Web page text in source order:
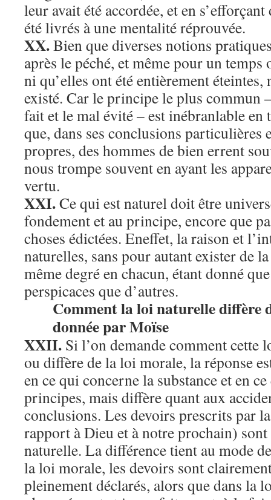
leur avait été accordée, et en
été livrés à une mentalité réprouvée.
XX.Bien que diverses notions
après le péché, et même pour un temps
ni qu’elles ont été entièrement éteintes,
existé. Car le principe le plus commun
fait et le mal évité – est inébranlable
que, dans ses conclusions particulières
propres, des hommes de bien errent
nous trompe souvent en ayant les
vertu.
XXI.Ce qui est naturel doit être
fondement et au principe, encore que
choses édictées. Eneffet, la raison et
naturelles, sans pour autant exister de
même degré en chacun, étant donné
perspicaces que d’autres.
Comment la loi naturelle diffère
donnée par Moïse
XXII. Si l’on demande comment cette
ou diffère de la loi morale, la réponse
en ce qui concerne la substance et en
principes, mais diffère quant aux
conclusions. Les devoirs prescrits par
rapport à Dieu et à notre prochain)
naturelle. La différence tient au mode
la loi morale, les devoirs sont
pleinement déclarés, alors que dans la